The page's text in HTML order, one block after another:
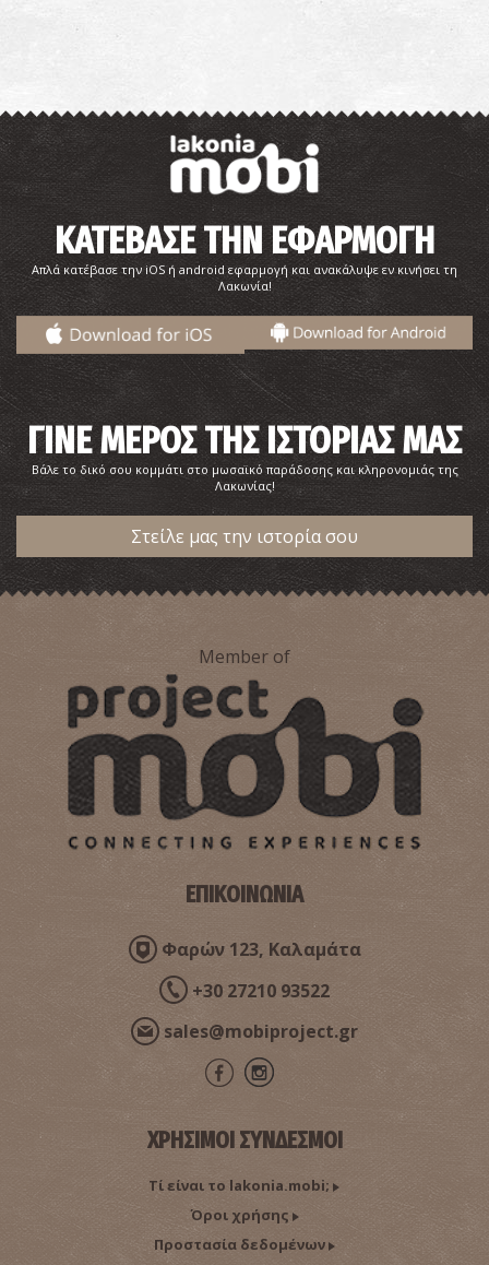
ΚΑΤΕΒΑΣΕ ΤΗΝ ΕΦΑΡΜΟΓΗ
Απλά κατέβασε την iOS ή android εφαρμογή και ανακάλυψε εν κινήσει τη
Λακωνία!
ΓΙΝΕ ΜΕΡΟΣ ΤΗΣ ΙΣΤΟΡΙΑΣ ΜΑΣ
Βάλε το δικό σου κομμάτι στο μωσαϊκό παράδοσης και κληρονομιάς της
Λακωνίας!
Στείλε μας την ιστορία σου
Member of
ΕΠΙΚΟΙΝΩΝΙΑ
Φαρών 123, Καλαμάτα
+30 27210 93522
sales@mobiproject.gr
ΧΡΗΣΙΜΟΙ ΣΥΝΔΕΣΜΟΙ
Τί είναι το lakonia.mobi;
Όροι χρήσης
Προστασία δεδομένων